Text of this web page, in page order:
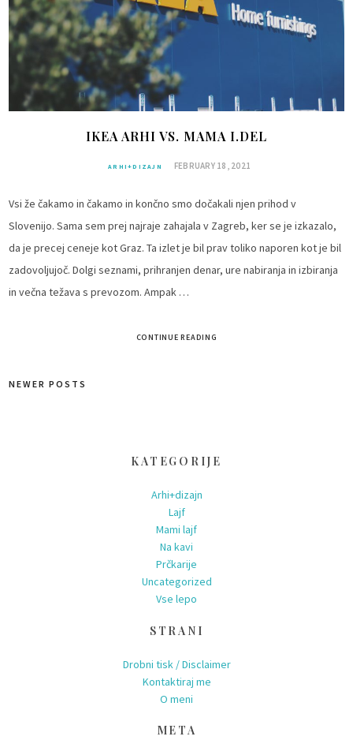
IKEA ARHI VS. MAMA I.DEL
ARHI+DIZAJN FEBRUARY 18, 2021
Vsi že čakamo in čakamo in končno smo dočakali njen prihod v
Slovenijo. Sama sem prej najraje zahajala v Zagreb, ker se je izkazalo,
da je precej ceneje kot Graz. Ta izlet je bil prav toliko naporen kot je bil
zadovoljujoč. Dolgi seznami, prihranjen denar, ure nabiranja in izbiranja
in večna težava s prevozom. Ampak …
CONTINUE READING
Posts
NEWER POSTS
KATEGORIJE
Arhi+dizajn
Lajf
Mami lajf
Na kavi
Prčkarije
Uncategorized
Vse lepo
STRANI
Drobni tisk / Disclaimer
Kontaktiraj me
O meni
META